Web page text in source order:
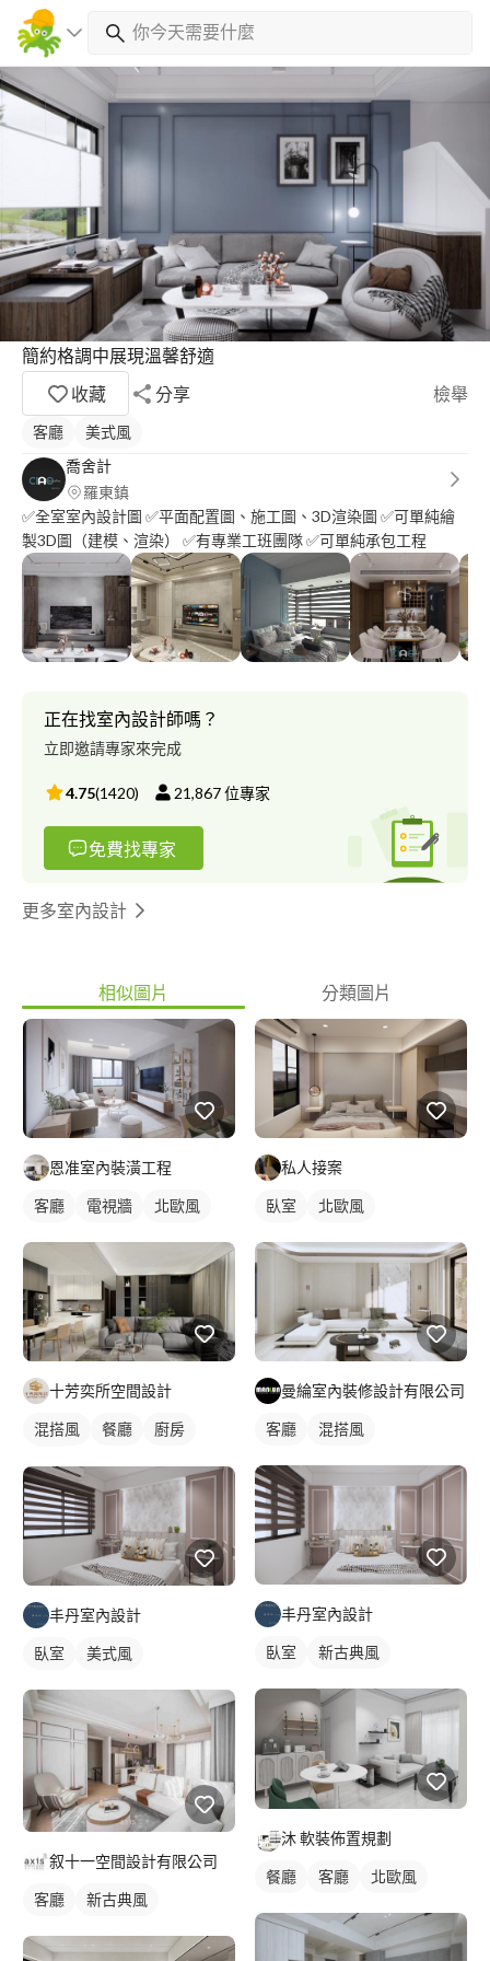
簡約格調中展現溫馨舒適
收藏
分享 檢舉
客廳
美式風
喬舍計
羅東鎮
✅全室室內設計圖 ✅平面配置圖、施工圖、3D渲染圖 ✅可單純繪
製3D圖（建模、渲染） ✅有專業工班團隊 ✅可單純承包工程
正在找室內設計師嗎？
立即邀請專家來完成
4.75(1420) 21,867位專家
免費找專家
更多室內設計
相似圖片 分類圖片
恩准室內裝潢工程
客廳 電視牆 北歐風
十芳奕所空間設計
混搭風 餐廳
廚房
丰丹室內設計
臥室 美式風
叙十一空間設計有限公司
客廳 新古典風
私人接案
臥室 北歐風
曼綸室內裝修設計有限公司
客廳 混搭風
丰丹室內設計
臥室 新古典風
沐 軟裝佈置規劃
餐廳 客廳 北歐風